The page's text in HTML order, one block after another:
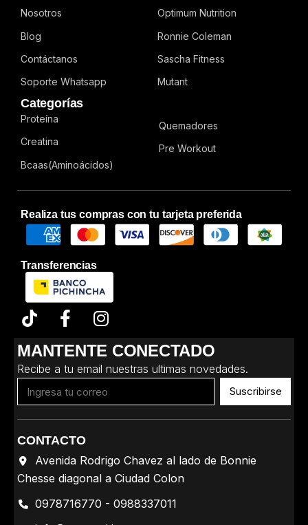
Nosotros
Blog
Contáctanos
Soporte Whatsapp
Optimum Nutrition
Ronnie Coleman
Sascha Fitness
Mutant
Categorías
Proteína
Creatina
Bcaas(Aminoácidos)
Quemadores
Pre Workout
Realiza tus compras con tu tarjeta preferida
Transferencias
MANTENTE CONECTADO
Recibe a tu email nuestras ultimas novedades.
Suscribirse
CONTACTO
Avenida Rodrigo Chavez al lado de Bonnie
Chesse diagonal a Ciudad Colon
0978716770 - 0988337011